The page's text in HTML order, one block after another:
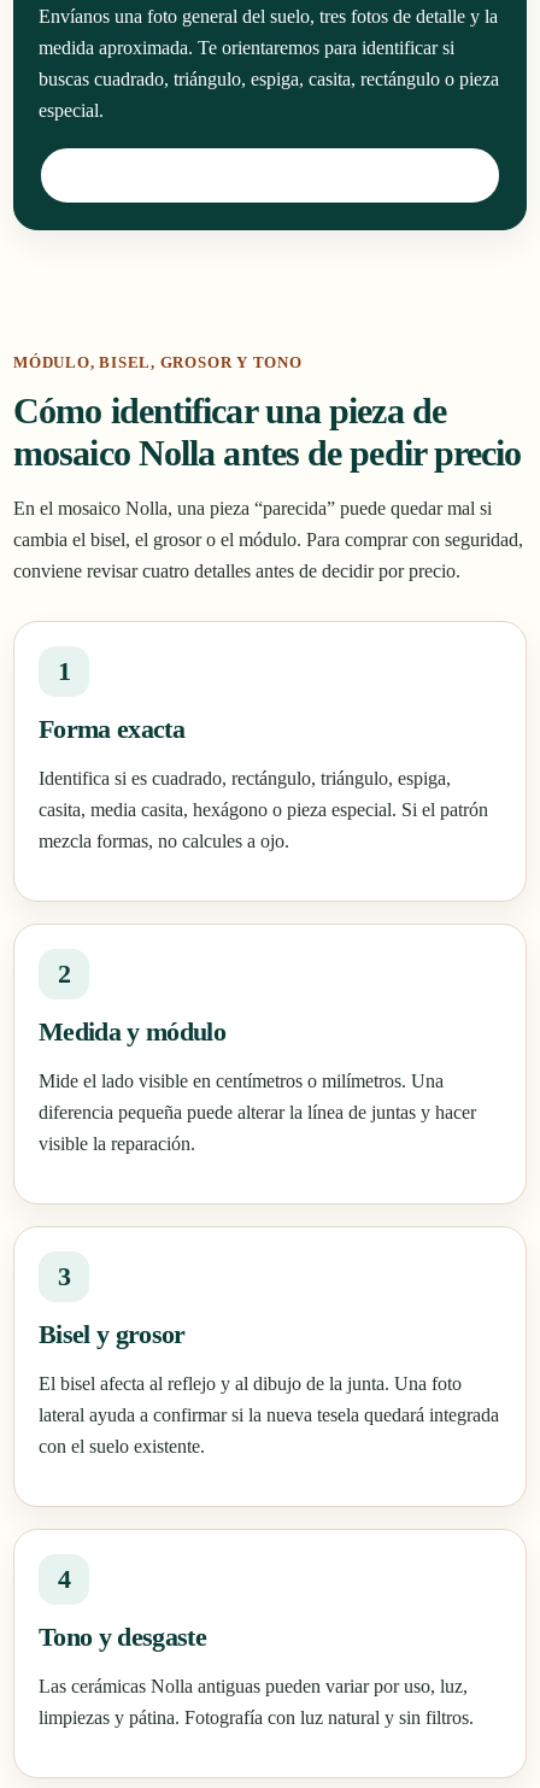
Envíanos una foto general del suelo, tres fotos de detalle y la
medida aproximada. Te orientaremos para identificar si
buscas cuadrado, triángulo, espiga, casita, rectángulo o pieza
especial.
MÓDULO, BISEL, GROSOR Y TONO
Cómo identificar una pieza de
mosaico Nolla antes de pedir precio
En el mosaico Nolla, una pieza “parecida” puede quedar mal si
cambia el bisel, el grosor o el módulo. Para comprar con seguridad,
conviene revisar cuatro detalles antes de decidir por precio.
1
Forma exacta
Identifica si es cuadrado, rectángulo, triángulo, espiga,
casita, media casita, hexágono o pieza especial. Si el patrón
mezcla formas, no calcules a ojo.
2
Medida y módulo
Mide el lado visible en centímetros o milímetros. Una
diferencia pequeña puede alterar la línea de juntas y hacer
visible la reparación.
3
Bisel y grosor
El bisel afecta al reflejo y al dibujo de la junta. Una foto
lateral ayuda a confirmar si la nueva tesela quedará integrada
con el suelo existente.
4
Tono y desgaste
Las cerámicas Nolla antiguas pueden variar por uso, luz,
limpiezas y pátina. Fotografía con luz natural y sin filtros.